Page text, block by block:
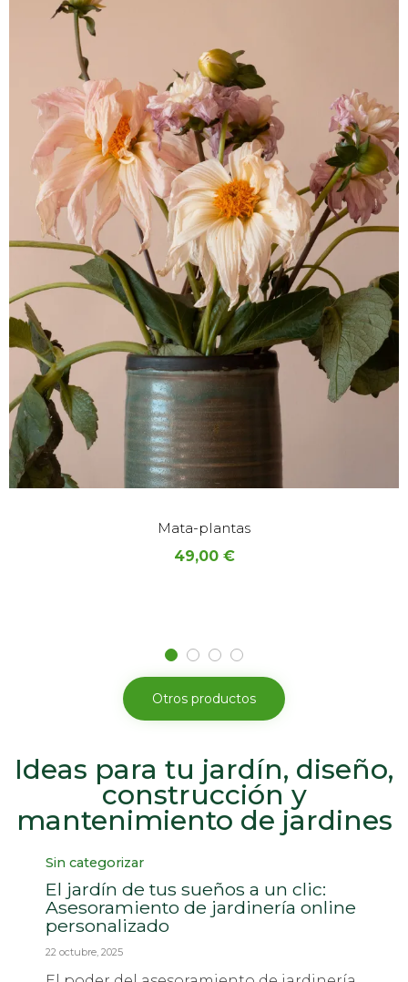
Mata-plantas
49,00 €
Otros productos
Ideas para tu jardín, diseño,
construcción y
mantenimiento de jardines
Category
Sin categorizar
El jardín de tus sueños a un clic:
Asesoramiento de jardinería online
personalizado
22 octubre, 2025